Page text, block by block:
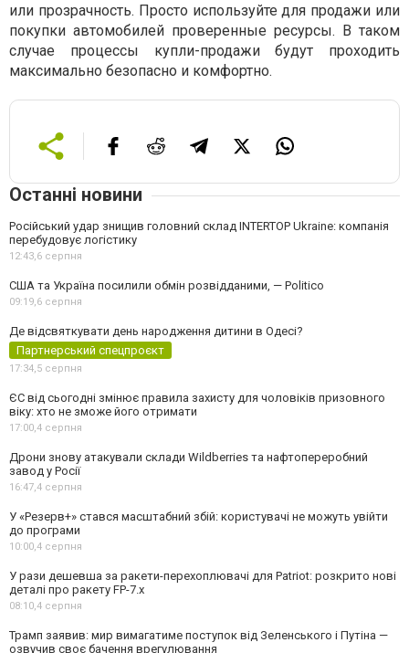
или прозрачность. Просто используйте для продажи или
покупки автомобилей проверенные ресурсы. В таком
случае процессы купли-продажи будут проходить
максимально безопасно и комфортно.
Останні новини
Російський удар знищив головний склад INTERTOP Ukraine: компанія
перебудовує логістику
12:43, 6 серпня
США та Україна посилили обмін розвідданими, — Politico
09:19, 6 серпня
Де відсвяткувати день народження дитини в Одесі?
Партнерський спецпроєкт
17:34, 5 серпня
ЄС від сьогодні змінює правила захисту для чоловіків призовного
віку: хто не зможе його отримати
17:00, 4 серпня
Дрони знову атакували склади Wildberries та нафтопереробний
завод у Росії
16:47, 4 серпня
У «Резерв+» стався масштабний збій: користувачі не можуть увійти
до програми
10:00, 4 серпня
У рази дешевша за ракети-перехоплювачі для Patriot: розкрито нові
деталі про ракету FP-7.x
08:10, 4 серпня
Трамп заявив: мир вимагатиме поступок від Зеленського і Путіна —
озвучив своє бачення врегулювання